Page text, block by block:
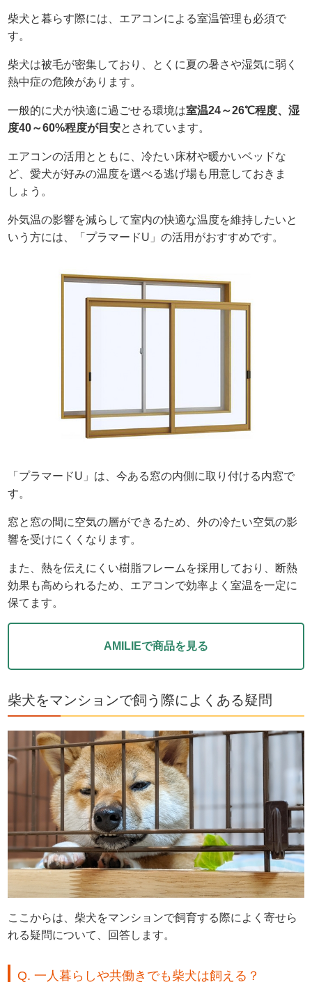
柴犬と暮らす際には、エアコンによる室温管理も必須で
す。
柴犬は被毛が密集しており、とくに夏の暑さや湿気に弱く
熱中症の危険があります。
一般的に犬が快適に過ごせる環境は室温24～26℃程度、湿
度40～60%程度が目安とされています。
エアコンの活用とともに、冷たい床材や暖かいベッドな
ど、愛犬が好みの温度を選べる逃げ場も用意しておきま
しょう。
外気温の影響を減らして室内の快適な温度を維持したいと
いう方には、「プラマードU」の活用がおすすめです。
「プラマードU」は、今ある窓の内側に取り付ける内窓で
す。
窓と窓の間に空気の層ができるため、外の冷たい空気の影
響を受けにくくなります。
また、熱を伝えにくい樹脂フレームを採用しており、断熱
効果も高められるため、エアコンで効率よく室温を一定に
保てます。
AMILIEで商品を見る
柴犬をマンションで飼う際によくある疑問
ここからは、柴犬をマンションで飼育する際によく寄せら
れる疑問について、回答します。
Q. 一人暮らしや共働きでも柴犬は飼える？